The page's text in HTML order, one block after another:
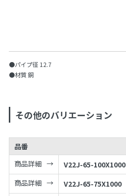
●パイプ径 12.7
●材質 銅
その他のバリエーション
品番
商品詳細
V22J-65-100X1000
商品詳細
V22J-65-75X1000